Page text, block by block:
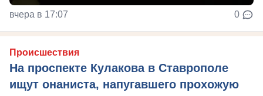
вчера в 17:07 0
Происшествия
На проспекте Кулакова в Ставрополе
ищут онаниста, напугавшего прохожую